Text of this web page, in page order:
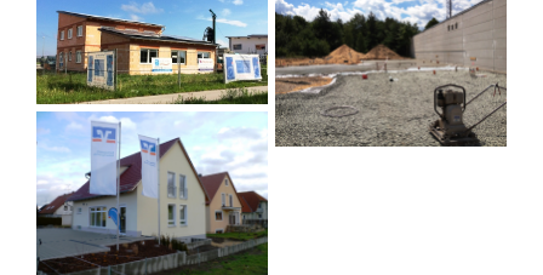
BV Höchstadt BV Untermembach
BV Großenseebach